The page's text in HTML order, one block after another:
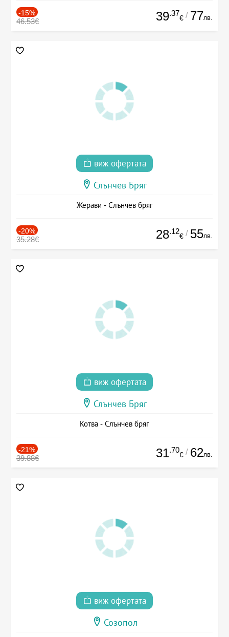
-15%
46.53€ 39.37
€ / 77лв.
виж офертата
Слънчев Бряг
Жерави - Слънчев бряг
-20%
35.28€ 28.12
€ / 55лв.
виж офертата
Слънчев Бряг
Котва - Слънчев бряг
-21%
39.88€ 31.70
€ / 62лв.
виж офертата
Созопол